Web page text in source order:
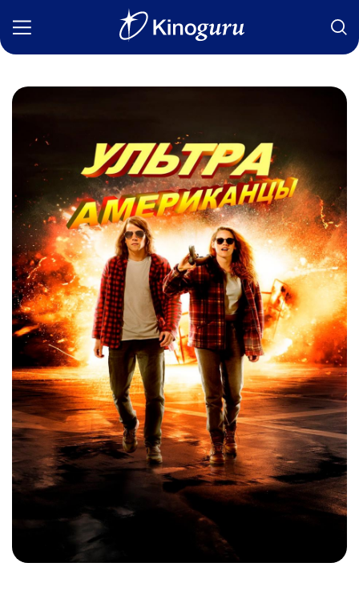
Статьи
Сериалы
Новости
Подборки
Рецензии
О нас
Авторы